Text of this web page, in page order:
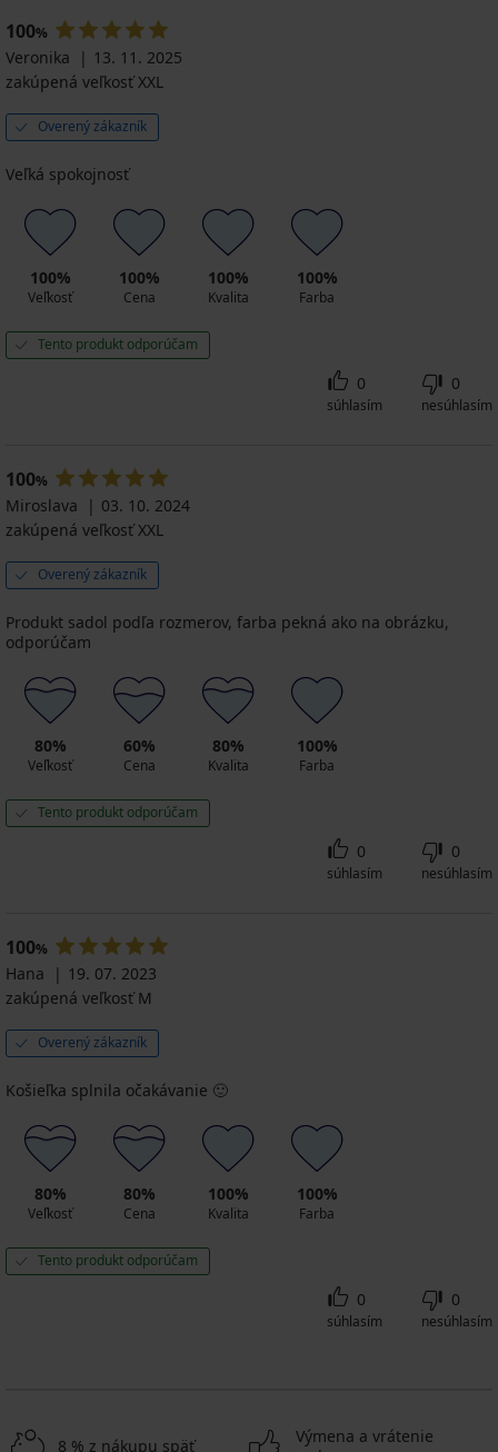
€
39,59
€
65,99
€
100%
Veronika
13. 11. 2025
zakúpená veľkosť XXL
Overený zákazník
Veľká spokojnosť
100%
Veľkosť
100%
Cena
100%
Kvalita
100%
Farba
Tento produkt odporúčam
0
súhlasím
0
nesúhlasím
100%
Miroslava
03. 10. 2024
zakúpená veľkosť XXL
Overený zákazník
Produkt sadol podľa rozmerov, farba pekná ako na obrázku,
odporúčam
80%
Veľkosť
60%
Cena
80%
Kvalita
100%
Farba
Tento produkt odporúčam
0
súhlasím
0
nesúhlasím
100%
Hana
19. 07. 2023
zakúpená veľkosť M
Overený zákazník
Košieľka splnila očakávanie 🙂
80%
Veľkosť
80%
Cena
100%
Kvalita
100%
Farba
Tento produkt odporúčam
0
súhlasím
0
nesúhlasím
8 % z nákupu späť
Výmena a vrátenie